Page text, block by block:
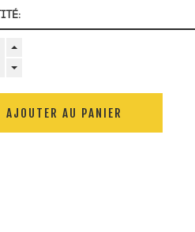
AJOUTER AU PANIER